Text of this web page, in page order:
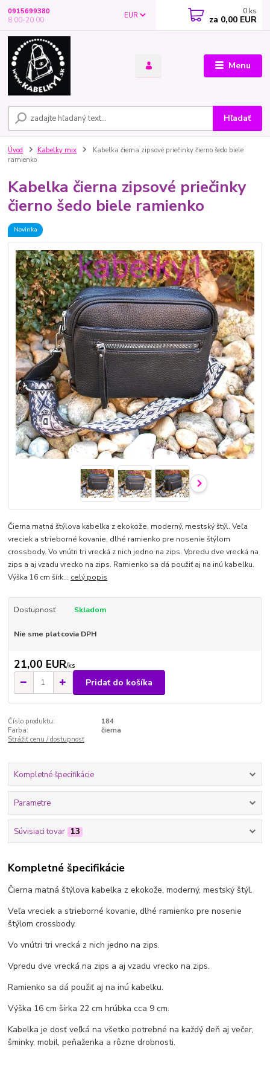
Menu
EUR
Hľadať
0915699380
8.00-20.00
0 ks
za 0,00 EUR
Úvod Kabelky mix
Kabelka čierna zipsové priečinky čierno šedo biele
ramienko
Kabelka čierna zipsové priečinky
čierno šedo biele ramienko
Novinka
Čierna matná štýlova kabelka z ekokože, moderný, mestský štýl. Veľa
vreciek a strieborné kovanie, dlhé ramienko pre nosenie štýlom
crossbody. Vo vnútri tri vrecká z nich jedno na zips. Vpredu dve vrecká na
zips a aj vzadu vrecko na zips. Ramienko sa dá použiť aj na inú kabelku.
Výška 16 cm šírk... celý popis
Dostupnosť Skladom
Nie sme platcovia DPH
21,00 EUR/ks
Pridať do košíka
Číslo produktu:
184
Farba:
čierna
Strážiť cenu / dostupnosť
Kompletné špecifikácie
Parametre
Súvisiaci tovar 13
Kompletné špecifikácie
Čierna matná štýlova kabelka z ekokože, moderný, mestský štýl.
Veľa vreciek a strieborné kovanie, dlhé ramienko pre nosenie
štýlom crossbody.
Vo vnútri tri vrecká z nich jedno na zips.
Vpredu dve vrecká na zips a aj vzadu vrecko na zips.
Ramienko sa dá použiť aj na inú kabelku.
Výška 16 cm šírka 22 cm hrúbka cca 9 cm.
Kabelka je dosť veľká na všetko potrebné na každý deň aj večer,
šminky, mobil, peňaženka a rôzne drobnosti.